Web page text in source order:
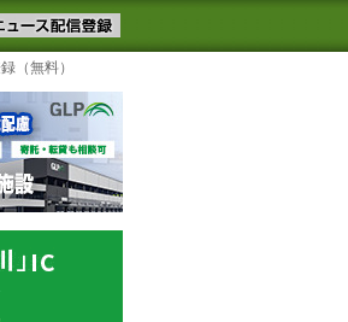
物流ニュースメール配信を登録す
るテーマ
（無料）